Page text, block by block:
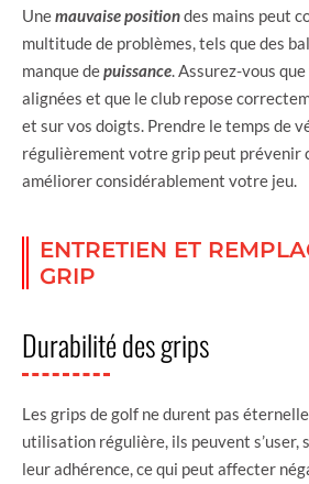
Unemauvaise positiondes mains peut
multitude de problèmes, tels que des
manque depuissance . Assurez-vous
alignées et que le club repose
et sur vos doigts. Prendre le temps de
régulièrement votre grip peut prévenir
améliorer considérablement votre jeu.
ENTRETIEN ET
GRIP
Durabilité des grips
Les grips de golf ne durent pas
utilisation régulière, ils peuvent s’user,
leur adhérence, ce qui peut affecter